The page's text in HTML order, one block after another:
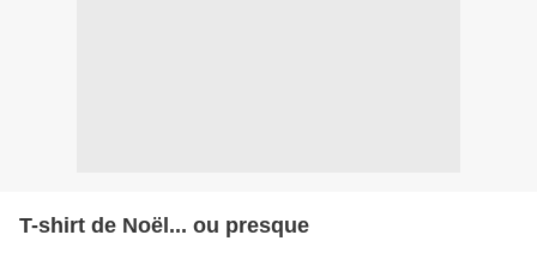
T-shirt de Noël... ou presque